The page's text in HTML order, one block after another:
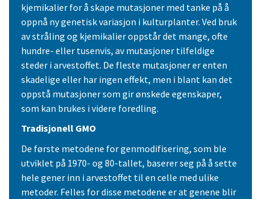
kjemikalier for å skape mutasjoner med tanke på å
oppnå ny genetisk variasjon i kulturplanter. Ved bruk
av stråling og kjemikalier oppstår det mange, ofte
hundre- eller tusenvis, av mutasjoner tilfeldige
steder i arvestoffet. De fleste mutasjoner er enten
skadelige eller har ingen effekt, men i blant kan det
oppstå mutasjoner som gir ønskede egenskaper,
som kan brukes i videre foredling.
Tradisjonell GMO
De første metodene for genmodifisering, som ble
utviklet på 1970- og 80-tallet, baserer seg på å sette
hele gener inn i arvestoffet til en celle med ulike
metoder. Felles for disse metodene er at genene blir